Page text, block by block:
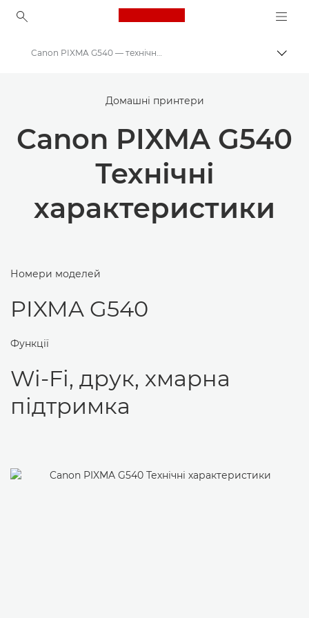
Canon Logo, back to
Canon PIXMA G540
Canon PIXMA G540 — технічні характеристики
Домашні принтери
Canon PIXMA G540
Технічні
характеристики
Номери моделей
PIXMA G540
Функції
Wi-Fi, друк, хмарна
підтримка